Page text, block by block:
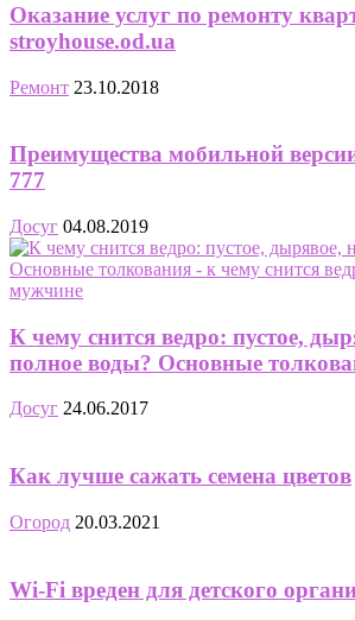
Оказание услуг по ремонту
stroyhouse.od.ua
Ремонт 23.10.2018
Преимущества мобильной
777
Досуг 04.08.2019
К чему снится ведро: пустое,
полное воды? Основные
Досуг 24.06.2017
Как лучше сажать семена цветов
Огород 20.03.2021
Wi-Fi вреден для детского